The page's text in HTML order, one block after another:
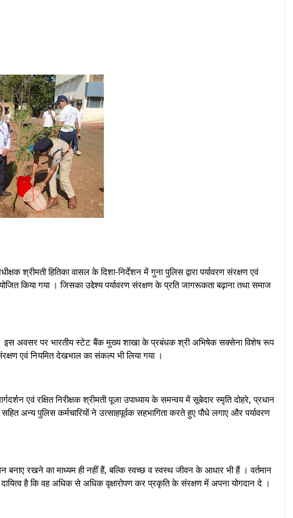
हितिका वासल के दिशा-निर्देशन में गुना पुलिस द्वारा पर्यावरण संरक्षण एवं
किया गया । जिसका उद्देश्य पर्यावरण संरक्षण के प्रति जागरूकता बढ़ाना तथा समाज
पर भारतीय स्टेट बैंक मुख्य शाखा के प्रबंधक श्री अभिषेक सक्सेना विशेष रूप
एवं नियमित देखभाल का संकल्प भी लिया गया ।
रक्षित निरीक्षक श्रीमती पूजा उपाध्याय के समन्वय में सूबेदार स्मृति दोहरे, प्रधान
अन्य पुलिस कर्मचारियों ने उत्साहपूर्वक सहभागिता करते हुए पौधे लगाए और पर्यावरण
का माध्यम ही नहीं हैं, बल्कि स्वच्छ व स्वस्थ जीवन के आधार भी हैं । वर्तमान
है कि वह अधिक से अधिक वृक्षारोपण कर प्रकृति के संरक्षण में अपना योगदान दे ।